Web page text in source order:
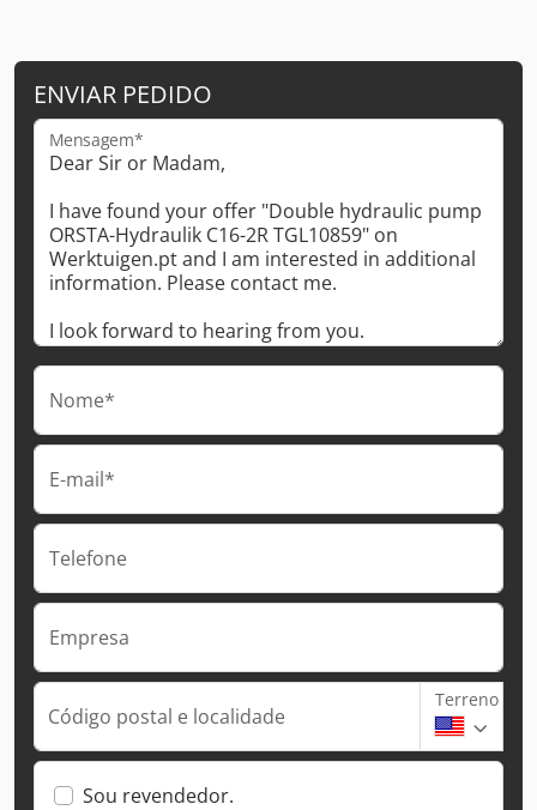
ENVIAR PEDIDO
Mensagem*
Nome*
E-mail*
Telefone
Empresa
Código postal e localidade
Terreno
Sou revendedor.